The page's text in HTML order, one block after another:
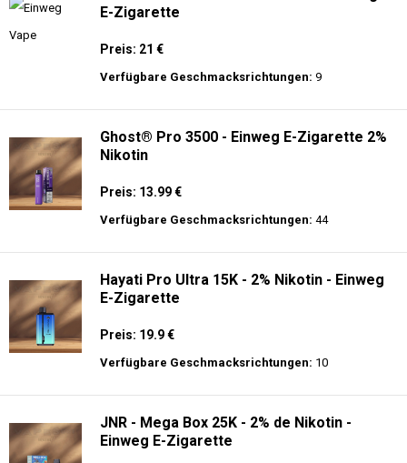
E-Zigarette
Preis: 21 €
Verfügbare Geschmacksrichtungen: 9
Ghost® Pro 3500 - Einweg E-Zigarette 2%
Nikotin
Preis: 13.99 €
Verfügbare Geschmacksrichtungen: 44
Hayati Pro Ultra 15K - 2% Nikotin - Einweg
E-Zigarette
Preis: 19.9 €
Verfügbare Geschmacksrichtungen: 10
JNR - Mega Box 25K - 2% de Nikotin -
Einweg E-Zigarette